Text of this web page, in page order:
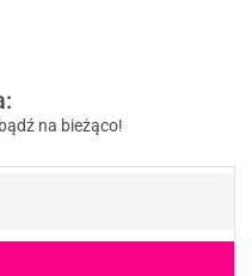
na bieżąco!